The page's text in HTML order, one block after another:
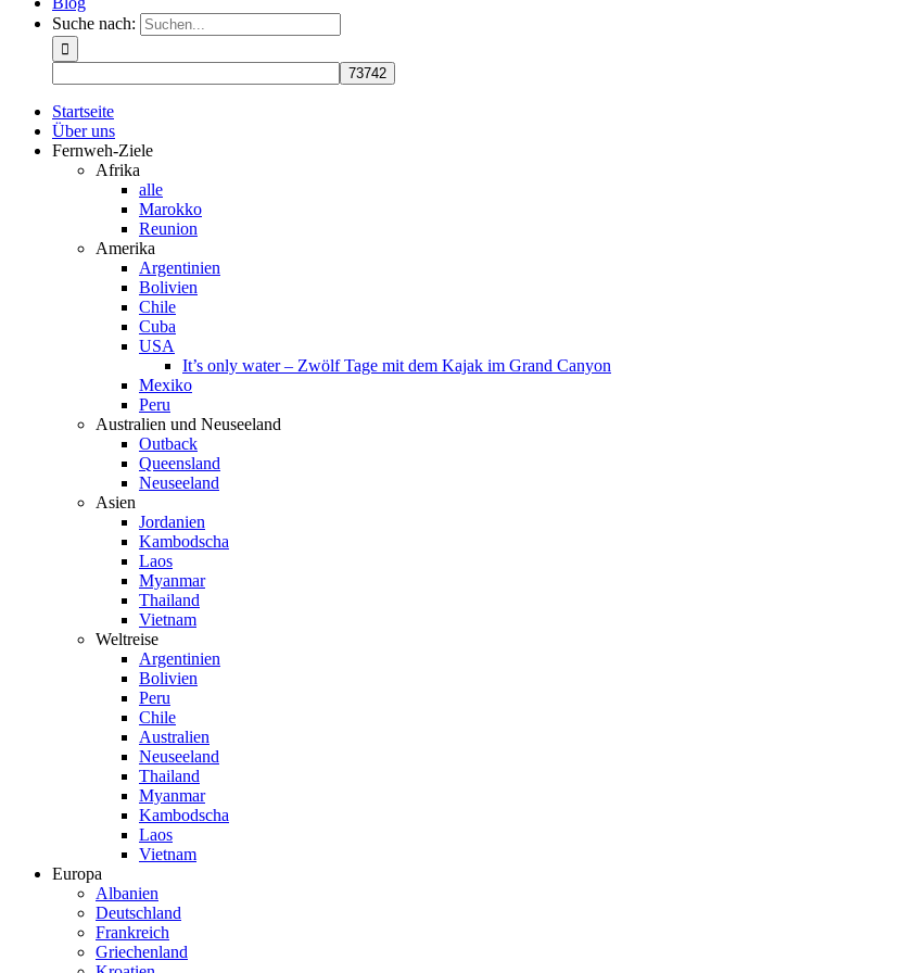
Suche nach:
Startseite
Über uns
Fernweh-Ziele
Afrika
alle
Marokko
Reunion
Amerika
Argentinien
Bolivien
Chile
Cuba
USA
It’s only water – Zwölf Tage mit dem Kajak im Grand Canyon
Mexiko
Peru
Australien und Neuseeland
Outback
Queensland
Neuseeland
Asien
Jordanien
Kambodscha
Laos
Myanmar
Thailand
Vietnam
Weltreise
Argentinien
Bolivien
Peru
Chile
Australien
Neuseeland
Thailand
Myanmar
Kambodscha
Laos
Vietnam
Europa
Albanien
Deutschland
Frankreich
Griechenland